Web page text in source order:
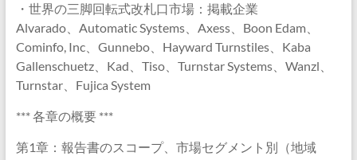
・世界の三脚回転式改札口市場：掲載企業
Alvarado、Automatic Systems、Axess、Boon Edam、
Cominfo, Inc、Gunnebo、Hayward Turnstiles、Kaba
Gallenschuetz、Kad、Tiso、Turnstar Systems、Wanzl、
Turnstar、Fujica System
*** 各章の概要 ***
第1章：報告書のスコープ、市場セグメント別（地域